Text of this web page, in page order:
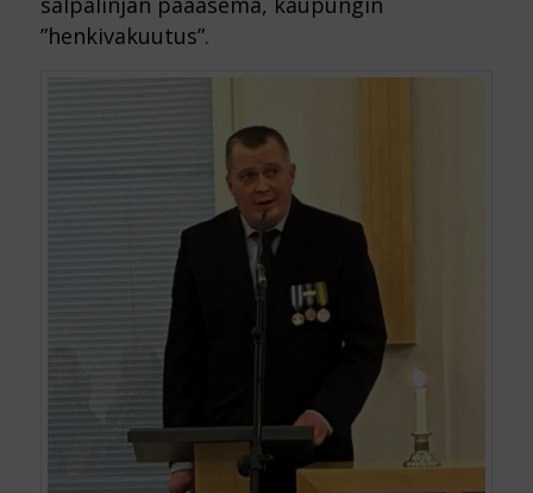
”henkivakuutus”.